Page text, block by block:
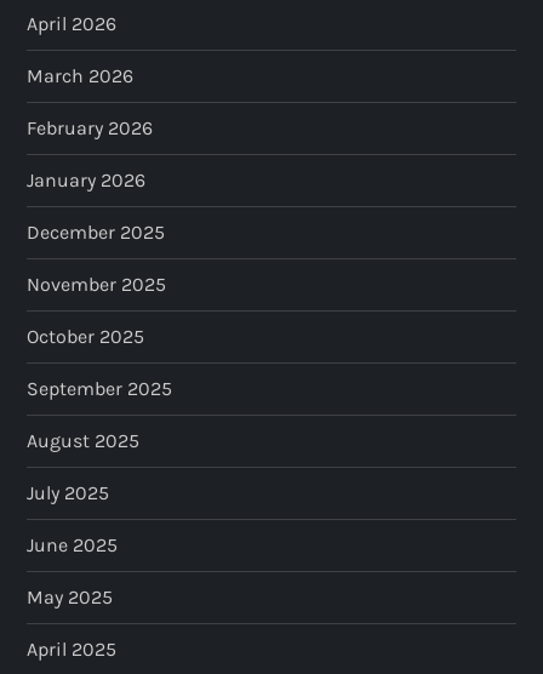
April 2026
March 2026
February 2026
January 2026
December 2025
November 2025
October 2025
September 2025
August 2025
July 2025
June 2025
May 2025
April 2025